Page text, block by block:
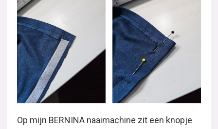
Op mijn BERNINA naaimachine zit een knopje